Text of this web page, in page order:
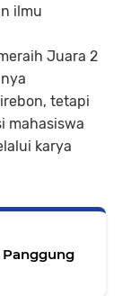
ilmu
Juara 2
tetapi
mahasiswa
karya
Panggung